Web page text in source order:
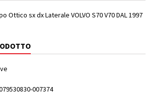
Ottico sx dx Laterale VOLVO S70 V70 DAL 1997
007374